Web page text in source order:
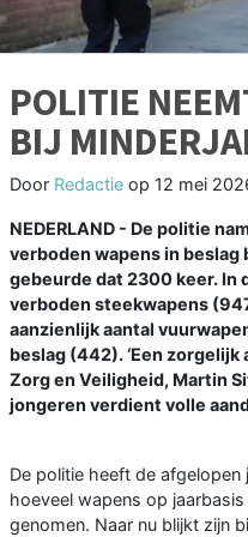
POLITIE
BIJ
Door Redactie op 12 mei
NEDERLAND - De politie
verboden wapens in
gebeurde dat 2300 keer. In
verboden steekwapens
aanzienlijk aantal
beslag (442). ‘Een
Zorg en Veiligheid, Martin
jongeren verdient volle
De politie heeft de afgelopen
hoeveel wapens op
genomen. Naar nu blijkt zijn